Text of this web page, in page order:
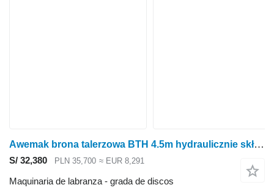
Awemak brona talerzowa BTH 4.5m hydraulicznie składana
S/ 32,380 PLN 35,700 ≈ EUR 8,291
Maquinaria de labranza - grada de discos